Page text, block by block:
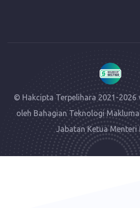
© Hakcipta Terpelihara 2021-2026
oleh Bahagian Teknologi
Jabatan Ketua Menteri